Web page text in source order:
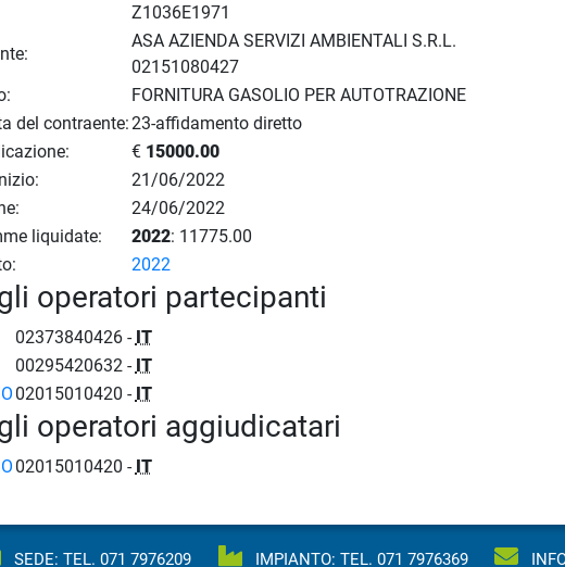
Z1036E1971
ASA AZIENDA SERVIZI AMBIENTALI S.R.L.
02151080427
FORNITURA GASOLIO PER AUTOTRAZIONE
del contraente:23-affidamento diretto
€ 15000.00
21/06/2022
24/06/2022
liquidate:
2022: 11775.00
2022
operatori partecipanti
02373840426 - IT
00295420632 - IT
02015010420 - IT
operatori aggiudicatari
02015010420 - IT
SEDE: TEL. 071 7976209 IMPIANTO: TEL. 071 7976369